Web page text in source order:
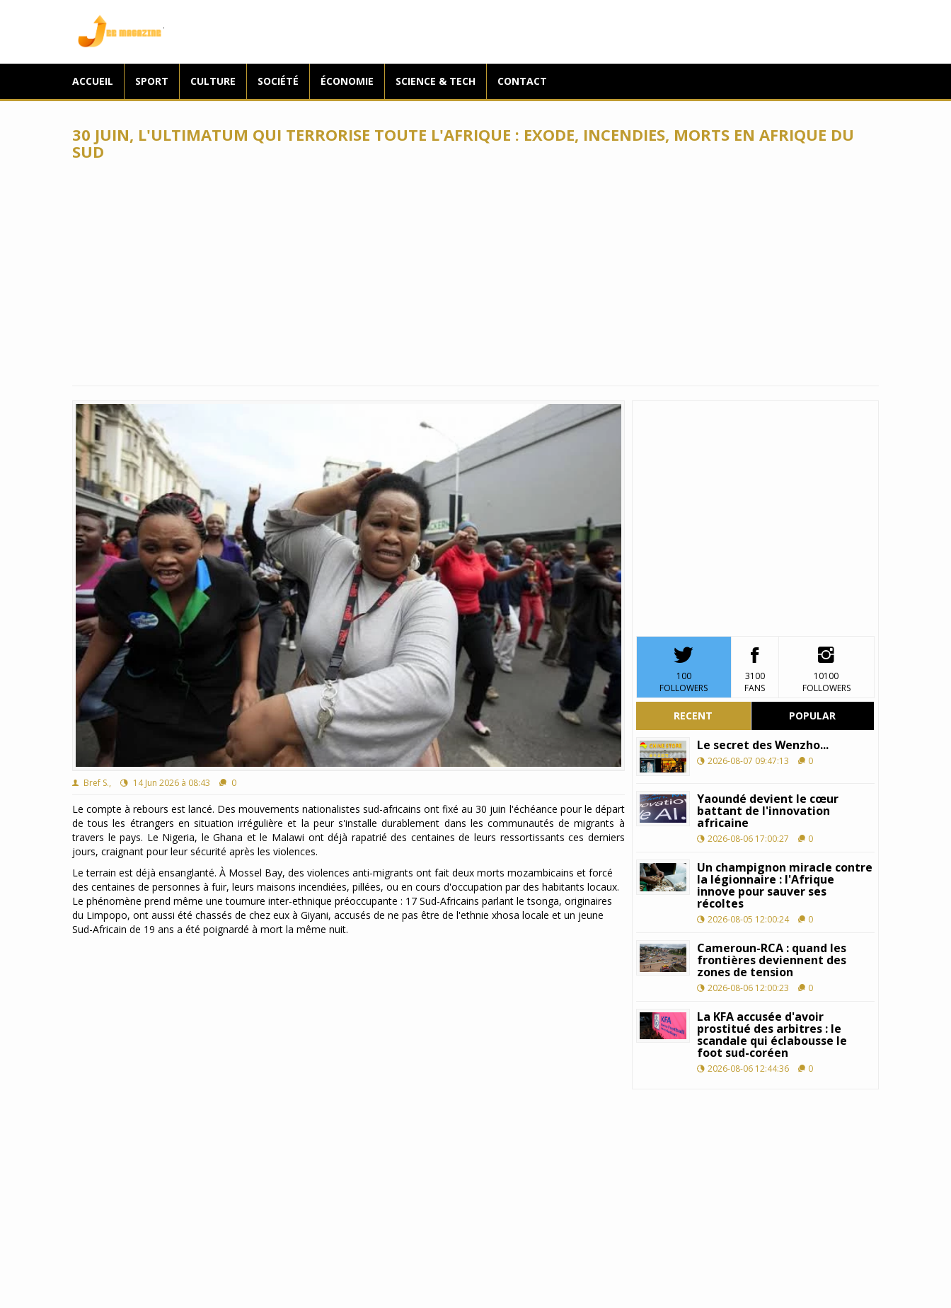
ACCUEIL SPORT CULTURE SOCIÉTÉ ÉCONOMIE SCIENCE & TECH CONTACT
30 JUIN, L'ULTIMATUM QUI TERRORISE TOUTE L'AFRIQUE : EXODE, INCENDIES, MORTS EN AFRIQUE DU
SUD
Bref S., 14 Jun 2026 à 08:43 0
Le compte à rebours est lancé. Des mouvements nationalistes sud-africains ont fixé au 30 juin l'échéance pour le départ
de tous les étrangers en situation irrégulière et la peur s'installe durablement dans les communautés de migrants à
travers le pays. Le Nigeria, le Ghana et le Malawi ont déjà rapatrié des centaines de leurs ressortissants ces derniers
jours, craignant pour leur sécurité après les violences.
Le terrain est déjà ensanglanté. À Mossel Bay, des violences anti-migrants ont fait deux morts mozambicains et forcé
des centaines de personnes à fuir, leurs maisons incendiées, pillées, ou en cours d'occupation par des habitants locaux.
Le phénomène prend même une tournure inter-ethnique préoccupante : 17 Sud-Africains parlant le tsonga, originaires
du Limpopo, ont aussi été chassés de chez eux à Giyani, accusés de ne pas être de l'ethnie xhosa locale et un jeune
Sud-Africain de 19 ans a été poignardé à mort la même nuit.
100
FOLLOWERS
3100
FANS
10100
FOLLOWERS
RECENT POPULAR
Le secret des Wenzho...
2026-08-07 09:47:13 0
Yaoundé devient le cœur
battant de l'innovation
africaine
2026-08-06 17:00:27 0
Un champignon miracle contre
la légionnaire : l'Afrique
innove pour sauver ses
récoltes
2026-08-05 12:00:24 0
Cameroun-RCA : quand les
frontières deviennent des
zones de tension
2026-08-06 12:00:23 0
La KFA accusée d'avoir
prostitué des arbitres : le
scandale qui éclabousse le
foot sud-coréen
2026-08-06 12:44:36 0